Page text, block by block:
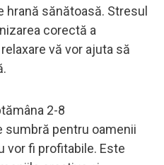
hrană sănătoasă. Stresul
corectă a
vă vor ajuta să
2-8
sumbră pentru oamenii
vor fi profitabile. Este